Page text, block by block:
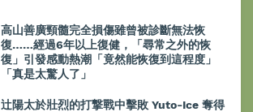
高山善廣頸髓完全損傷雖曾被診斷無法恢
復……經過6年以上復健，「尋常之外的恢
復」引發感動熱潮「竟然能恢復到這程度」
「真是太驚人了」
辻陽太於壯烈的打撃戰中擊敗 Yuto-Ice 奪得